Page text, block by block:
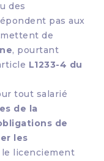
des
pas aux
de
, pourtant
L1233-4 du
tout salarié
de la
de
les
licenciement